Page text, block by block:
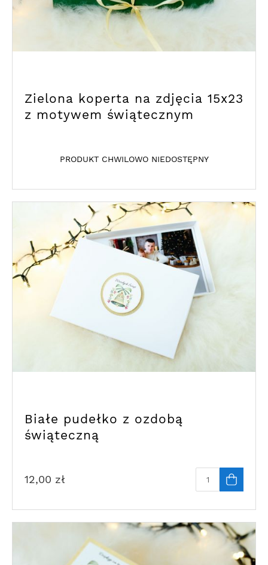
Zielona koperta na zdjęcia 15x23
z motywem świątecznym
PRODUKT CHWILOWO NIEDOSTĘPNY
Białe pudełko z ozdobą
świąteczną
12,00 zł